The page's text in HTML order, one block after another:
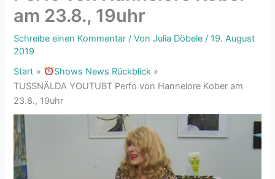
am 23.8., 19uhr
Schreibe einen Kommentar / VonJulia Döbele/19. August
2019
Start
Shows News Rückblick
TUSSNÄLDA YOUTUBT Perfo von Hannelore Kober am
23.8., 19uhr